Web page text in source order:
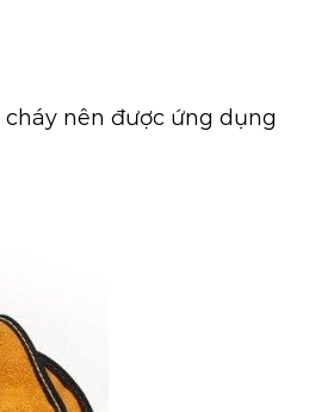
nên được ứng dụng